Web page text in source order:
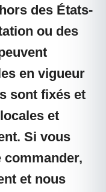
des États-
ou des
en vigueur
sont fixés et
et
Si vous
commander,
et nous